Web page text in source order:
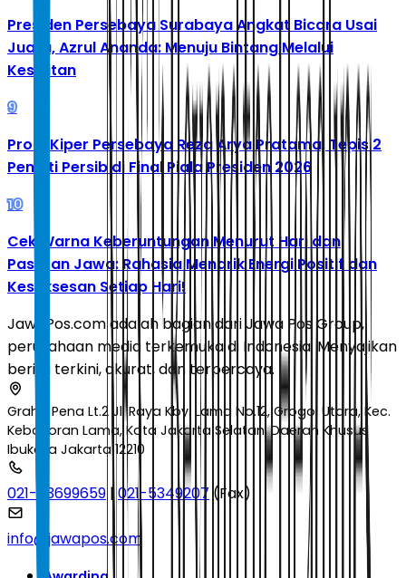
Presiden Persebaya Surabaya Angkat Bicara Usai
Juara, Azrul Ananda: Menuju Bintang Melalui
Kesulitan
9
Profil Kiper Persebaya Reza Arya Pratama, Tepis 2
Penalti Persib di Final Piala Presiden 2026
10
Cek Warna Keberuntungan Menurut Hari dan
Pasaran Jawa: Rahasia Menarik Energi Positif dan
Kesuksesan Setiap Hari!
JawaPos.com adalah bagian dari Jawa Pos Group,
perusahaan media terkemuka di Indonesia. Menyajikan
berita terkini, akurat, dan terpercaya.
Graha Pena Lt.2 Jl. Raya Kby. Lama No.12, Grogol Utara, Kec.
Kebayoran Lama, Kota Jakarta Selatan, Daerah Khusus
Ibukota Jakarta 12210
021-53699659 |021-5349207 (Fax)
info@jawapos.com